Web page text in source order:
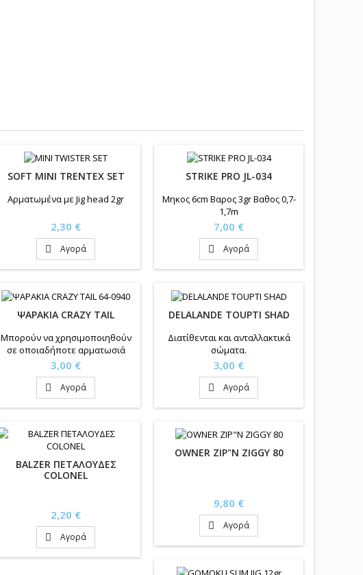
SOFT MINI TRENTEX SET
Αρματωμένα με Jig head 2gr
Τιμή
2,30 €
 Αγορά
STRIKE PRO JL-034
Μηκος 6cm Βαρος 3gr Βαθος 0,7-
1,7m
Τιμή
7,00 €
 Αγορά
ΨΑΡΑΚΙΑ CRAZY TAIL
Μπορούν να χρησιμοποιηθούν
σε οποιαδήποτε αρματωσιά
Τιμή
3,00 €
 Αγορά
DELALANDE TOUPTI SHAD
Διατίθενται και ανταλλακτικά
σώματα.
Τιμή
3,00 €
 Αγορά
BALZER ΠΕΤΑΛΟΥΔΕΣ
COLONEL
Τιμή
2,20 €
 Αγορά
OWNER ZIP"N ZIGGY 80
Τιμή
9,80 €
 Αγορά